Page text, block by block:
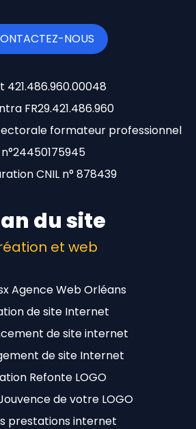
NOUS
421.486.960.00048
FR29.421.486.960
formateur professionnel
n°24450175945
CNIL n° 878439
du site
et web
Agence Web Orléans
de site Internet
de site internet
de site Internet
Refonte LOGO
de votre LOGO
prestations internet